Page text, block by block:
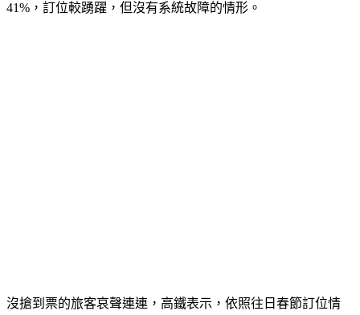
41%，訂位較踴躍，但沒有系統故障的情形。
沒搶到票的旅客哀聲連連，高鐵表示，依照往日春節訂位情